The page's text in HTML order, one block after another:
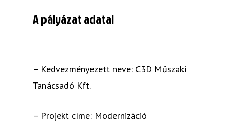
A pályázat adatai
– Kedvezményezett neve: C3D Műszaki
Tanácsadó Kft.
– Projekt címe: Modernizáció